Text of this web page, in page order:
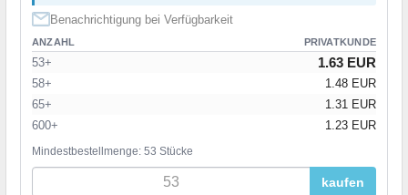
Benachrichtigung bei Verfügbarkeit
ANZAHL PRIVATKUNDE
53+ 1.63 EUR
58+
1.48 EUR
65+
1.31 EUR
600+
1.23 EUR
Mindestbestellmenge: 53 Stücke
kaufen